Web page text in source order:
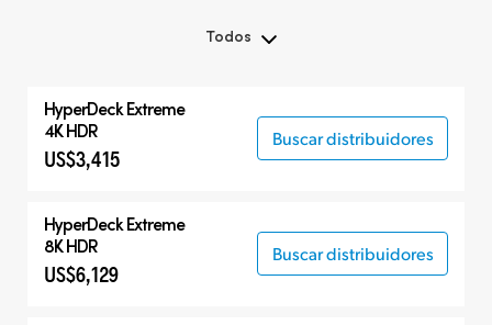
Todos
HyperDeck Extreme
HyperDeck Studio
HyperDeck Extreme
4K HDR
US$3,415
Buscar distribuidores
HyperDeck Extreme
8K HDR
US$6,129
Buscar distribuidores